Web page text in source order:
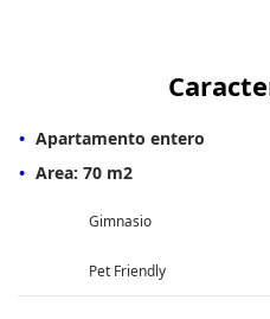
Apartamento entero
Area: 70 m2
Gimnasio
Pet Friendly